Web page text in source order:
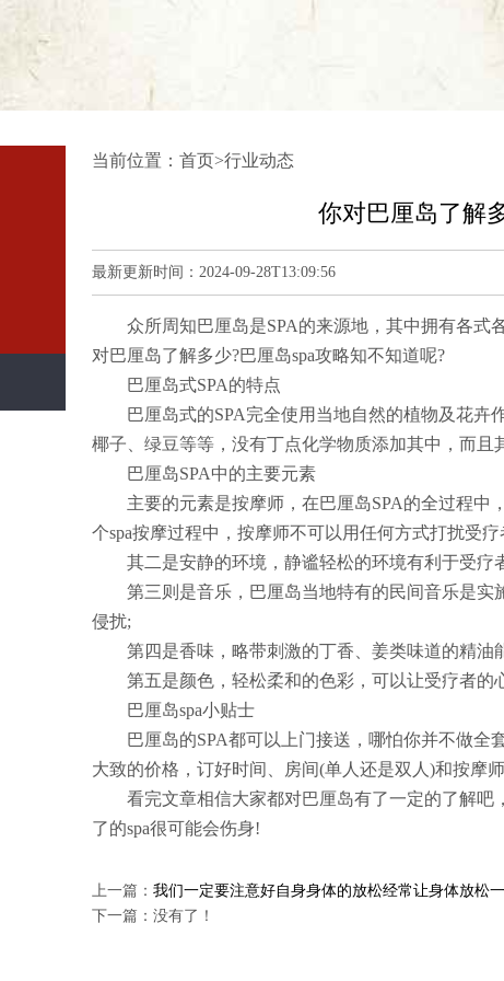
当前位置： 首页>行业动态
你对巴厘岛了解
最新更新时间：2024-09-28T13:09:56
众所周知巴厘岛是SPA的来源地，其中拥有各式
对巴厘岛了解多少?巴厘岛spa攻略知不知道呢?
巴厘岛式SPA的特点
巴厘岛式的SPA完全使用当地自然的植物及花卉
椰子、绿豆等等，没有丁点化学物质添加其中，而且
巴厘岛SPA中的主要元素
主要的元素是按摩师，在巴厘岛SPA的全过程
个spa按摩过程中，按摩师不可以用任何方式打扰受疗
其二是安静的环境，静谧轻松的环境有利于受疗
第三则是音乐，巴厘岛当地特有的民间音乐是
侵扰;
第四是香味，略带刺激的丁香、姜类味道的精油
第五是颜色，轻松柔和的色彩，可以让受疗者的
巴厘岛spa小贴士
巴厘岛的SPA都可以上门接送，哪怕你并不做全
大致的价格，订好时间、房间(单人还是双人)和按摩
看完文章相信大家都对巴厘岛有了一定的了解吧
了的spa很可能会伤身!
上一篇： 我们一定要注意好自身身体的放松经常让身体放松
下一篇：没有了！